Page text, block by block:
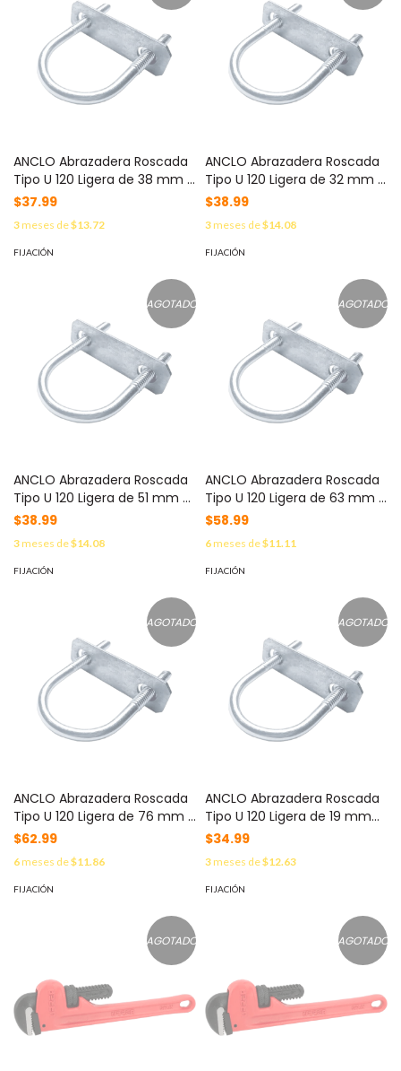
ANCLO Abrazadera Roscada
Tipo U 120 Ligera de 38 mm (
1 1/2 in ) / Cuerda 1/4". MOD:
ANC-U120112
$37.99
3meses de$13.72
FIJACIÓN
ANCLO Abrazadera Roscada
Tipo U 120 Ligera de 32 mm (
1 1/4 in ) / Cuerda 1/4" MOD:
ANC-U120114
$38.99
3meses de$14.08
FIJACIÓN
AGOTADO
ANCLO Abrazadera Roscada
Tipo U 120 Ligera de 51 mm (
2") / Cuerda de 1/4". MOD:
ANC-U120200
$38.99
3meses de$14.08
FIJACIÓN
AGOTADO
ANCLO Abrazadera Roscada
Tipo U 120 Ligera de 63 mm (
2 1/2") / Cuerda 3/8" MOD:
ANC-U120212
$58.99
6meses de$11.11
FIJACIÓN
AGOTADO
ANCLO Abrazadera Roscada
Tipo U 120 Ligera de 76 mm (
3") / Cuerda 3/8" MOD: ANC-
$62.99
6meses de$11.86
FIJACIÓN
AGOTADO
ANCLO Abrazadera Roscada
Tipo U 120 Ligera de 19 mm
(3/4 in) / Cuerda de 1/4".
MOD: ANC-U12034
$34.99
3meses de$12.63
FIJACIÓN
AGOTADO AGOTADO